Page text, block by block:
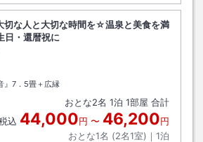
切な人と大切な時間を☆温泉と美食を満
・還暦祝に
アウト
』7．5畳＋広縁
おとな2名 1泊 1部屋 合計
込 44,000円 〜 46,200円
おとな1名 (2名1室)｜ 1泊